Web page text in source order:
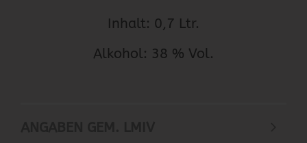
Inhalt: 0,7 Ltr.
Alkohol: 38 % Vol.